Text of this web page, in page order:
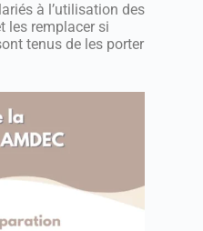
à l’utilisation des
les remplacer si
tenus de les porter